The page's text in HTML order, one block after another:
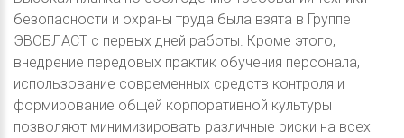
безопасности и охраны труда была взята в Группе
ЭВОБЛАСТ с первых дней работы. Кроме этого,
внедрение передовых практик обучения персонала,
использование современных средств контроля и
формирование общей корпоративной культуры
позволяют минимизировать различные риски на всех